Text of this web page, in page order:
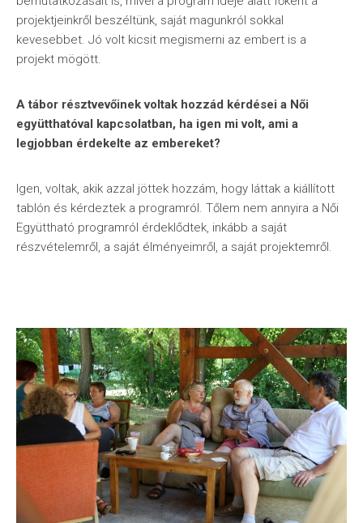
projektjeinkről beszéltünk, saját magunkról sokkal
kevesebbet. Jó volt kicsit megismerni az embert is a
projekt mögött.
A tábor résztvevőinek voltak hozzád kérdései a Női
együtthatóval kapcsolatban, ha igen mi volt, ami a
legjobban érdekelte az embereket?
Igen, voltak, akik azzal jöttek hozzám, hogy láttak a kiállított
tablón és kérdeztek a programról. Tőlem nem annyira a Női
Együttható programról érdeklődtek, inkább a saját
részvételemről, a saját élményeimről, a saját projektemről.